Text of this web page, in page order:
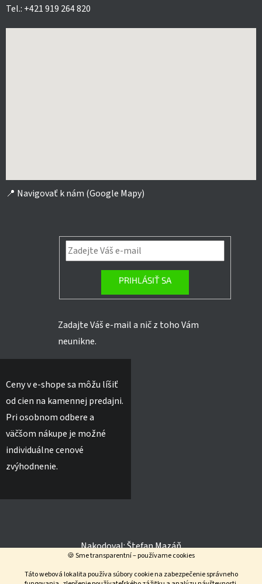
🍪 Sme transparentní – používame cookies
Táto webová lokalita používa súbory cookie na zabezpečenie správneho
Tel.: +421 919 264 820
📍 Navigovať k nám (Google Mapy)
PRIHLÁSIŤ SA
Zadajte Váš e-mail a nič z toho Vám
neunikne.
Ceny v e-shope sa môžu líšiť
od cien na kamennej predajni.
Pri osobnom odbere a
väčšom nákupe je možné
individuálne cenové
zvýhodnenie.
Nakodoval:Štefan Mazáň